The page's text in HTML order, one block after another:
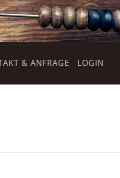
& ANFRAGE LOGIN